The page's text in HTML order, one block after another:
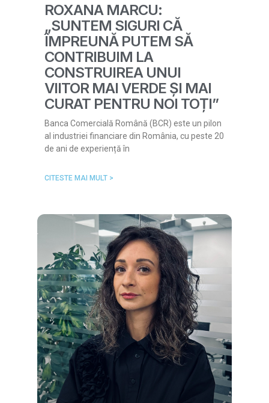
ROXANA MARCU:
„SUNTEM SIGURI CĂ
ÎMPREUNĂ PUTEM SĂ
CONTRIBUIM LA
CONSTRUIREA UNUI
VIITOR MAI VERDE ȘI MAI
CURAT PENTRU NOI TOȚI”
Banca Comercială Română (BCR) este un pilon
al industriei financiare din România, cu peste 20
de ani de experiență în
CITESTE MAI MULT >